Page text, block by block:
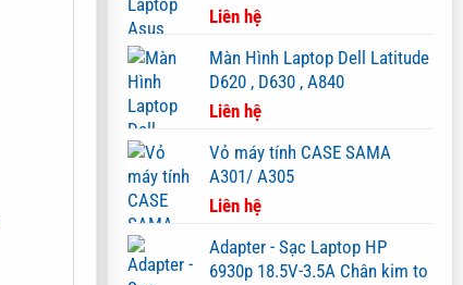
Liên hệ
Màn Hình Laptop Dell Latitude
D620 , D630 , A840
Liên hệ
Vỏ máy tính CASE SAMA
A301/ A305
Liên hệ
Adapter - Sạc Laptop HP
6930p 18.5V-3.5A Chân kim to